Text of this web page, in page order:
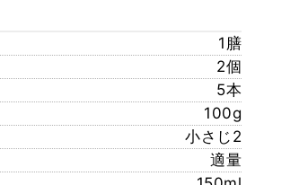
1膳
2個
5本
100g
小さじ2
適量